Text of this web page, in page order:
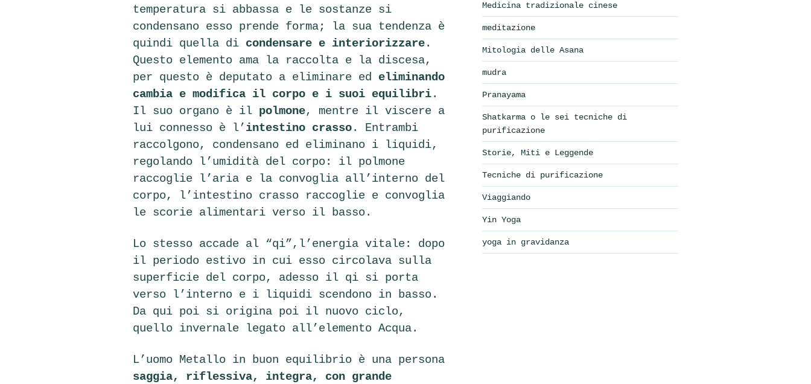
temperatura si abbassa e le sostanze si
condensano esso prende forma; la sua tendenza è
quindi quella di condensare e interiorizzare.
Questo elemento ama la raccolta e la discesa,
per questo è deputato a eliminare ed eliminando
cambia e modifica il corpo e i suoi equilibri.
Il suo organo è il polmone, mentre il viscere a
lui connesso è l’ intestino crasso. Entrambi
raccolgono, condensano ed eliminano i liquidi,
regolando l’umidità del corpo: il polmone
raccoglie l’aria e la convoglia all’interno del
corpo, l’intestino crasso raccoglie e convoglia
le scorie alimentari verso il basso.
Lo stesso accade al “qi”,l’energia vitale: dopo
il periodo estivo in cui esso circolava sulla
superficie del corpo, adesso il qi si porta
verso l’interno e i liquidi scendono in basso.
Da qui poi si origina poi il nuovo ciclo,
quello invernale legato all’elemento Acqua.
L’uomo Metallo in buon equilibrio è una persona
saggia, riflessiva, integra, con grande
Medicina tradizionale cinese
meditazione
Mitologia delle Asana
mudra
Pranayama
Shatkarma o le sei tecniche di
purificazione
Storie, Miti e Leggende
Tecniche di purificazione
Viaggiando
Yin Yoga
yoga in gravidanza